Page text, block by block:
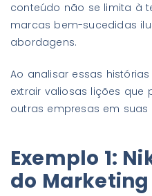
conteúdo não se limita à
marcas bem-sucedidas
abordagens.
Ao analisar essas
extrair valiosas lições
outras empresas em
Exemplo 1:
do